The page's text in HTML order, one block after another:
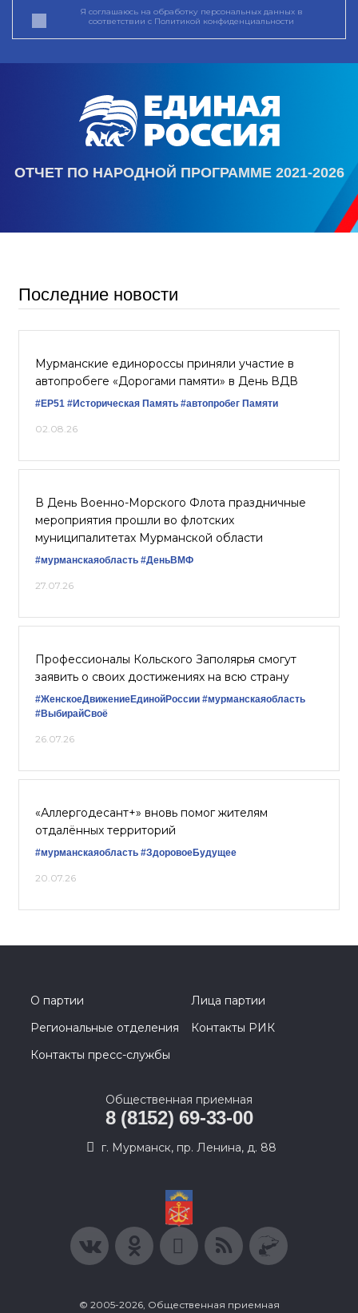
Я соглашаюсь на обработку персональных данных в
соответствии с Политикой конфиденциальности
ОТЧЕТ ПО НАРОДНОЙ ПРОГРАММЕ 2021-2026
Последние новости
Мурманские единороссы приняли участие в
автопробеге «Дорогами памяти» в День ВДВ
#ЕР51 #Историческая Память #автопробег Памяти
02.08.26
В День Военно-Морского Флота праздничные
мероприятия прошли во флотских
муниципалитетах Мурманской области
#мурманскаяобласть #ДеньВМФ
27.07.26
Профессионалы Кольского Заполярья смогут
заявить о своих достижениях на всю страну
#ЖенскоеДвижениеЕдинойРоссии #мурманскаяобласть
#ВыбирайСвоё
26.07.26
«Аллергодесант+» вновь помог жителям
отдалённых территорий
#мурманскаяобласть #ЗдоровоеБудущее
20.07.26
О партии
Лица партии
Региональные отделения
Контакты РИК
Контакты пресс-службы
Общественная приемная
8 (8152) 69-33-00
г. Мурманск, пр. Ленина, д. 88
© 2005-2026, Общественная приемная